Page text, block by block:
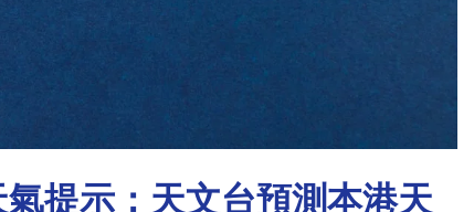
提示：天文台預測本港天